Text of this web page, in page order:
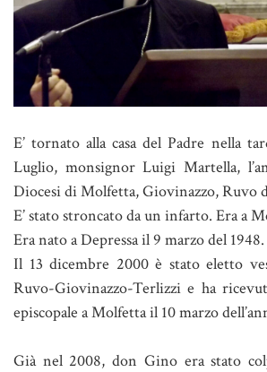
E’ tornato alla casa del Padre nella
Luglio, monsignor Luigi Martella,
Diocesi di Molfetta, Giovinazzo, Ruvo
E’ stato stroncato da un infarto. Era a
Era nato a Depressa il 9 marzo del 1948.
Il 13 dicembre 2000 è stato eletto
Ruvo-Giovinazzo-Terlizzi e ha
episcopale a Molfetta il 10 marzo
Già nel 2008, don Gino era stato